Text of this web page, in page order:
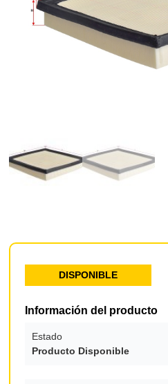
DISPONIBLE
Información del producto
Estado
Producto Disponible